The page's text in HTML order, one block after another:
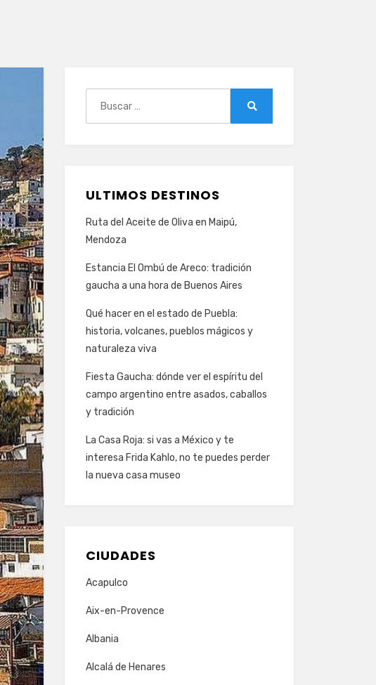
ULTIMOS DESTINOS
Ruta del Aceite de Oliva en Maipú,
Mendoza
Estancia El Ombú de Areco: tradición
gaucha a una hora de Buenos Aires
Qué hacer en el estado de Puebla:
historia, volcanes, pueblos mágicos y
naturaleza viva
Fiesta Gaucha: dónde ver el espíritu del
campo argentino entre asados, caballos
y tradición
La Casa Roja: si vas a México y te
interesa Frida Kahlo, no te puedes perder
la nueva casa museo
CIUDADES
Acapulco
Aix-en-Provence
Albania
Alcalá de Henares